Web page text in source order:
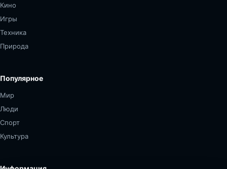
Кино
Игры
Техника
Природа
Популярное
Мир
Люди
Спорт
Культура